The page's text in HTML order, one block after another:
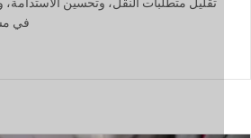
في مشاريع